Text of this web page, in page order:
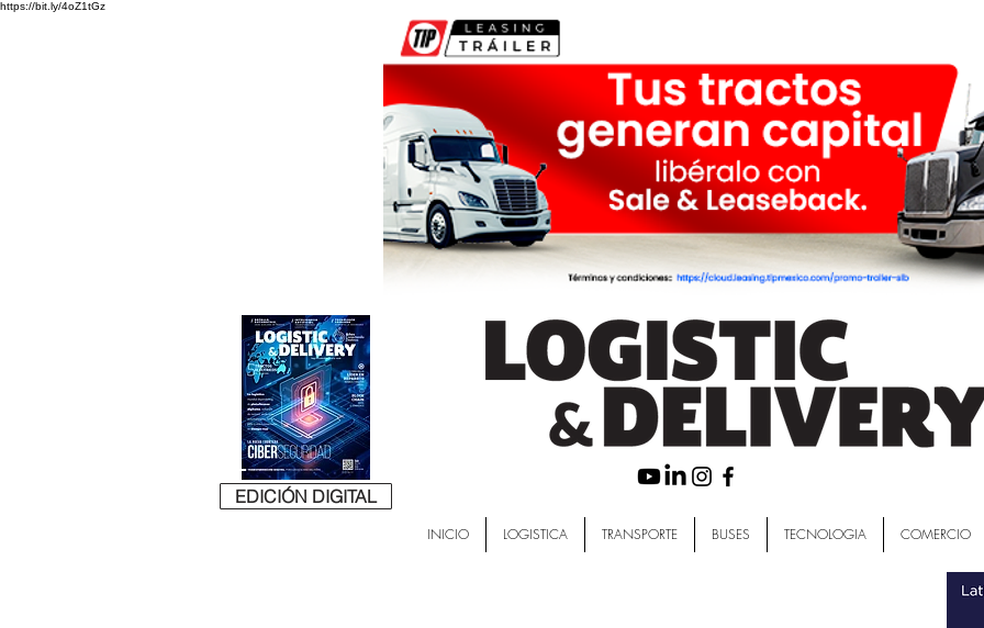
https://bit.ly/4oZ1tGz
EDICIÓN DIGITAL
INICIO LOGISTICA TRANSPORTE BUSES TECNOLOGIA COMERCIO